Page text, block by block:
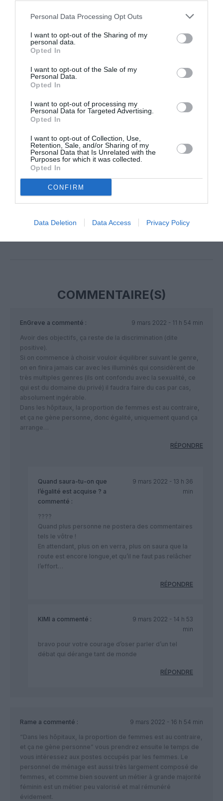
Personal Data Processing Opt Outs
I want to opt-out of the Sharing of my
personal data.
Opted In
I want to opt-out of the Sale of my
Personal Data.
Opted In
I want to opt-out of processing my
Personal Data for Targeted Advertising.
Opted In
I want to opt-out of Collection, Use,
Retention, Sale, and/or Sharing of my
Personal Data that Is Unrelated with the
Purposes for which it was collected.
Opted In
CONFIRM
Data Deletion Data Access Privacy Policy
Vous avez apprécié l’article ?
Soutenez-nous, faites un don !
NOUS SOUTENIR
PARTAGER L'ARTICLE
COMMENTAIRE(S)
EnGreve a commenté :
9 mars 2022 - 11 h 54 min
Avoir des objectifs, ça reste de la discrimination (dite
positive).
Si on commence à choisir vouloir équilibrer suivant le genre,
on en finira jamais car avec les illuminés qui considèrent de
très multiples genres (ils ont confondu avec la sexualité, ce
qui est du domaine du privé) il faudra faire du cas par cas,
absolument ingérable.
Dans les hôpitaux, la proportion de femmes est au contraire,
et ça ne gène personne, donc égalité, uniquement quand ça
arrange…
RÉPONDRE
Quand saura-tu-on que
l’égalité est acquise ? a
commenté :
9 mars 2022 - 13 h 36
min
????
Quand plus personne ne postera des commentaires
tels le vôtre !
En attendant, plus on en verra, plus on saura que la
route est encore longue,et qu’il ne faut pas relâcher
l’effort…
RÉPONDRE
KIMI a commenté :
9 mars 2022 - 14 h 53
min
bravo pour votre courage d’oser parler d’un tel
débat qui dérange tant de monde
RÉPONDRE
Rame a commenté :
9 mars 2022 - 16 h 54 min
“Dans les hôpitaux, la proportion de femmes est au contraire,
et ça ne gène personne” vous prendrez ensuite le temps de
vous intéressez aux postes occupés par les femmes. Le
personnel de ménage est aussi très largement composé de
femmes, et comme bien souvent un métier à grande majorité
féminin est un métier peu valorisé et mal rémunéré
évidement.